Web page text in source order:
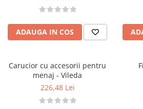
Bebeluși
Diverse
Mașinuțe
ADAUGA IN COS
Carucior cu accesorii pentru
menaj - Vileda
226,48 Lei